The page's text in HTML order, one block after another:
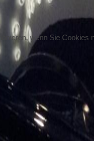
wenn Sie Cookies